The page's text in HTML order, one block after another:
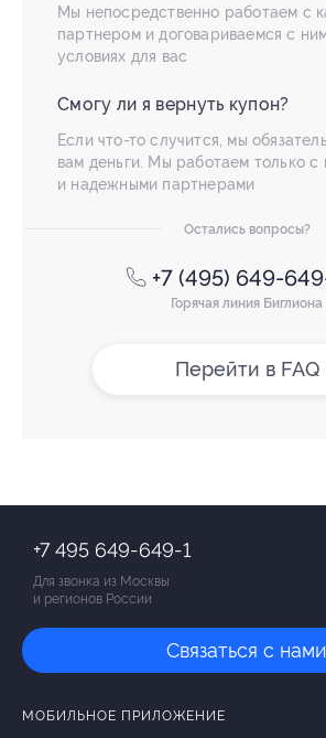
Мы непосредственно работаем с
партнером и договариваемся с
условиях для вас
Смогу ли я вернуть купон?
Если что-то случится, мы
вам деньги. Мы работаем только
и надежными партнерами
Остались вопросы?
+7 (495) 649-
Горячая линия Биглиона
Перейти в FAQ
+7 495 649-649-1
Для звонка из Москвы
и регионов России
Связаться с нами
МОБИЛЬНОЕ ПРИЛОЖЕНИЕ